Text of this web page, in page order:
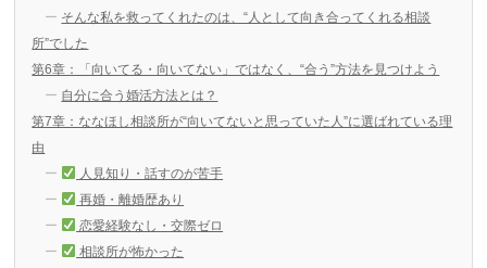
そんな私を救ってくれたのは、“人として向き合ってくれる相談
所”でした
第6章：「向いてる・向いてない」ではなく、“合う”方法を見つけよう
自分に合う婚活方法とは？
第7章：ななほし相談所が“向いてないと思っていた人”に選ばれている理
由
人見知り・話すのが苦手
再婚・離婚歴あり
恋愛経験なし・交際ゼロ
相談所が怖かった